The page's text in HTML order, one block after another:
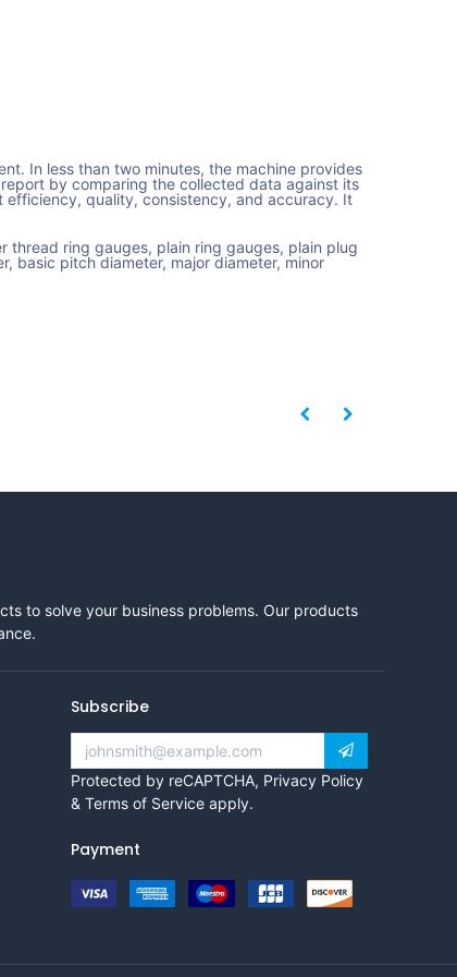
In less than two minutes, the machine provides
by comparing the collected data against its
efficiency, quality, consistency, and accuracy. It
ring gauges, plain ring gauges, plain plug
basic pitch diameter, major diameter, minor
to solve your business problems. Our products
Subscribe
Protected by reCAPTCHA, Privacy Policy
&Terms of Service apply.
Payment